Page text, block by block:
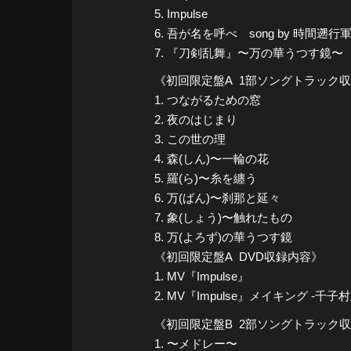
5. Impulse
6. 吾が名を呼べ song by 時間遡行軍
7. 『刀剣乱舞』〜万の華うつす鏡〜
《初回限定盤A 1部ソングトラック収
1. つながるための窓
2. 夜のはじまり
3. この世の理
4. 森(しん)〜一輪の花
5. 羅(ら)〜糸を纏う
6. 万(ばん)〜刹那と延々
7. 象(しょう)〜触れたもの
8. 万(よろず)の華うつす鏡
《初回限定盤A DVD収録内容》
1. MV『Impulse』
2. MV『Impulse』メイキング -千子
《初回限定盤B 2部ソングトラック収
1. 〜メドレー〜